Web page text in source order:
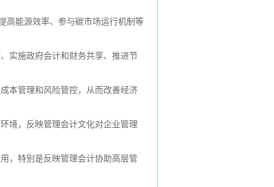
高能源效率、参与碳市场运行机制等
实施政府会计和财务共享、推进节
本管理和风险管控，从而改善经济
境，反映管理会计文化对企业管理
，特别是反映管理会计协助高层管